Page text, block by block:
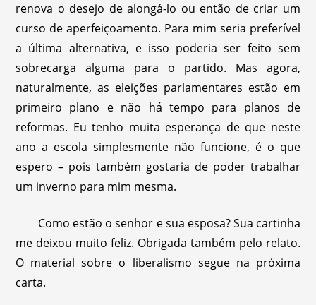
renova o desejo de alongá-lo ou então de criar um
curso de aperfeiçoamento. Para mim seria preferível
a última alternativa, e isso poderia ser feito sem
sobrecarga alguma para o partido. Mas agora,
naturalmente, as eleições parlamentares estão em
primeiro plano e não há tempo para planos de
reformas. Eu tenho muita esperança de que neste
ano a escola simplesmente não funcione, é o que
espero – pois também gostaria de poder trabalhar
um inverno para mim mesma.
Como estão o senhor e sua esposa? Sua cartinha
me deixou muito feliz. Obrigada também pelo relato.
O material sobre o liberalismo segue na próxima
carta.